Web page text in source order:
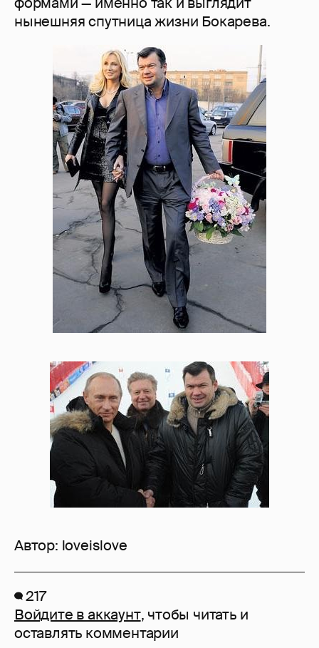
нынешняя спутница жизни Бокарева.
Автор: loveislove
217
Войдите в аккаунт, чтобы читать и
оставлять комментарии